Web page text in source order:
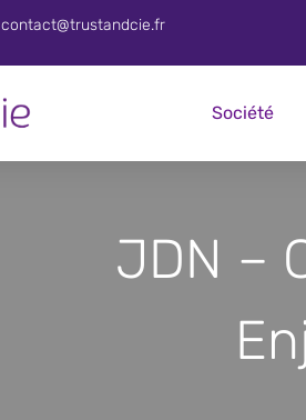
contact@trustandcie.fr
Société
JDN –